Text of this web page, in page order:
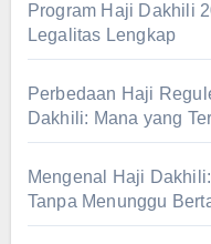
Program Haji Dakhili
Legalitas Lengkap
Perbedaan Haji
Dakhili: Mana yang
Mengenal Haji
Tanpa Menunggu